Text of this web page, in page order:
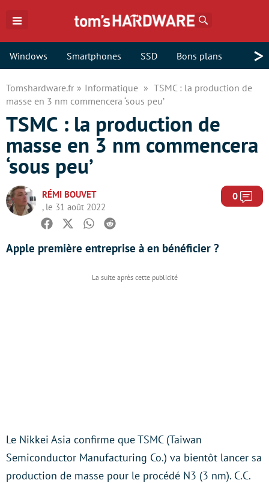
Windows Smartphones SSD Bons plans >
Tomshardware.fr Informatique
TSMC : la production de
masse en 3 nm commencera ‘sous peu’
TSMC : la production de
masse en 3 nm commencera
‘sous peu’
RÉMI BOUVET
, le 31 août 2022
0
Facebook
TwitterWhatsapp
Reddit
Apple première entreprise à en bénéficier ?
Le Nikkei Asia confirme que TSMC (Taiwan
Semiconductor Manufacturing Co.) va bientôt lancer sa
production de masse pour le procédé N3 (3 nm). C.C.